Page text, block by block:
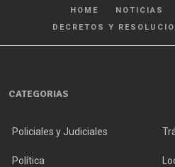
HOME NOTICIAS
DECRETOS Y
CATEGORIAS
Policiales y Judiciales
Política